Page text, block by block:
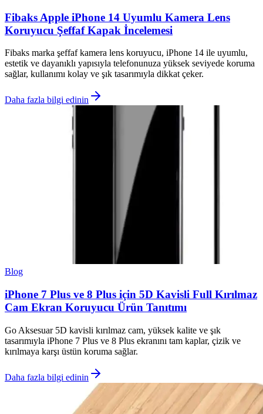
Fibaks Apple iPhone 14 Uyumlu Kamera Lens
Koruyucu Şeffaf Kapak İncelemesi
Fibaks marka şeffaf kamera lens koruyucu, iPhone 14 ile uyumlu,
estetik ve dayanıklı yapısıyla telefonunuza yüksek seviyede koruma
sağlar, kullanımı kolay ve şık tasarımıyla dikkat çeker.
Daha fazla bilgi edinin
Blog
iPhone 7 Plus ve 8 Plus için 5D Kavisli Full Kırılmaz
Cam Ekran Koruyucu Ürün Tanıtımı
Go Aksesuar 5D kavisli kırılmaz cam, yüksek kalite ve şık
tasarımıyla iPhone 7 Plus ve 8 Plus ekranını tam kaplar, çizik ve
kırılmaya karşı üstün koruma sağlar.
Daha fazla bilgi edinin